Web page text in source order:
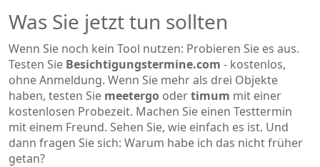
Was Sie jetzt tun sollten
Wenn Sie noch kein Tool nutzen: Probieren Sie es aus.
Testen Sie Besichtigungstermine.com - kostenlos,
ohne Anmeldung. Wenn Sie mehr als drei Objekte
haben, testen Sie meetergo odertimum mit einer
kostenlosen Probezeit. Machen Sie einen Testtermin
mit einem Freund. Sehen Sie, wie einfach es ist. Und
dann fragen Sie sich: Warum habe ich das nicht früher
getan?